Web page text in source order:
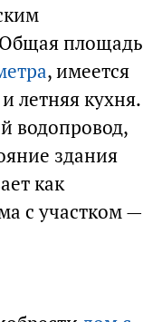
площадь
, имеется
летняя кухня.
водопровод,
здания
как
с участком —